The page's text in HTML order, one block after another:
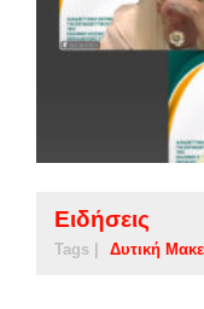
Ειδήσεις
Tags | Δυτική